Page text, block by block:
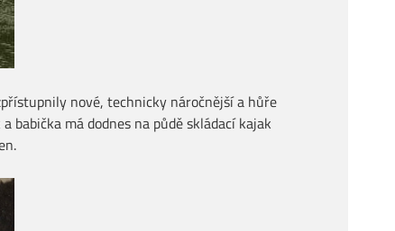
nové, technicky náročnější a hůře
babička má dodnes na půdě skládací kajak